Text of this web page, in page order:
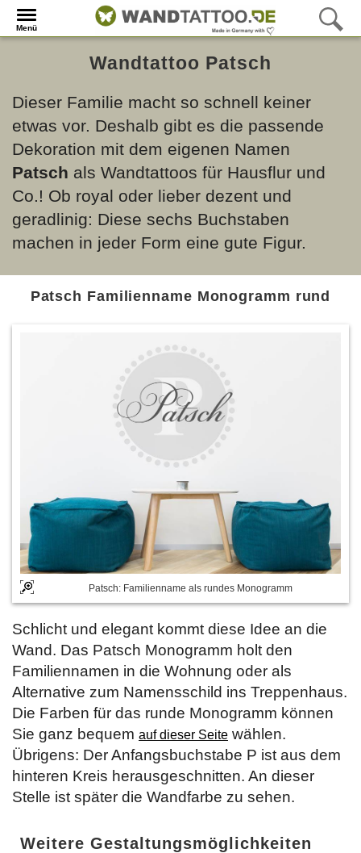
Menü
Wandtattoo Patsch
Dieser Familie macht so schnell keiner
etwas vor. Deshalb gibt es die passende
Dekoration mit dem eigenen Namen
Patsch als Wandtattoos für Hausflur und
Co.! Ob royal oder lieber dezent und
geradlinig: Diese sechs Buchstaben
machen in jeder Form eine gute Figur.
Patsch Familienname Monogramm rund
Patsch: Familienname als rundes Monogramm
Schlicht und elegant kommt diese Idee an die
Wand. Das Patsch Monogramm holt den
Familiennamen in die Wohnung oder als
Alternative zum Namensschild ins Treppenhaus.
Die Farben für das runde Monogramm können
Sie ganz bequem auf dieser Seite wählen.
Übrigens: Der Anfangsbuchstabe P ist aus dem
hinteren Kreis herausgeschnitten. An dieser
Stelle ist später die Wandfarbe zu sehen.
Weitere Gestaltungsmöglichkeiten